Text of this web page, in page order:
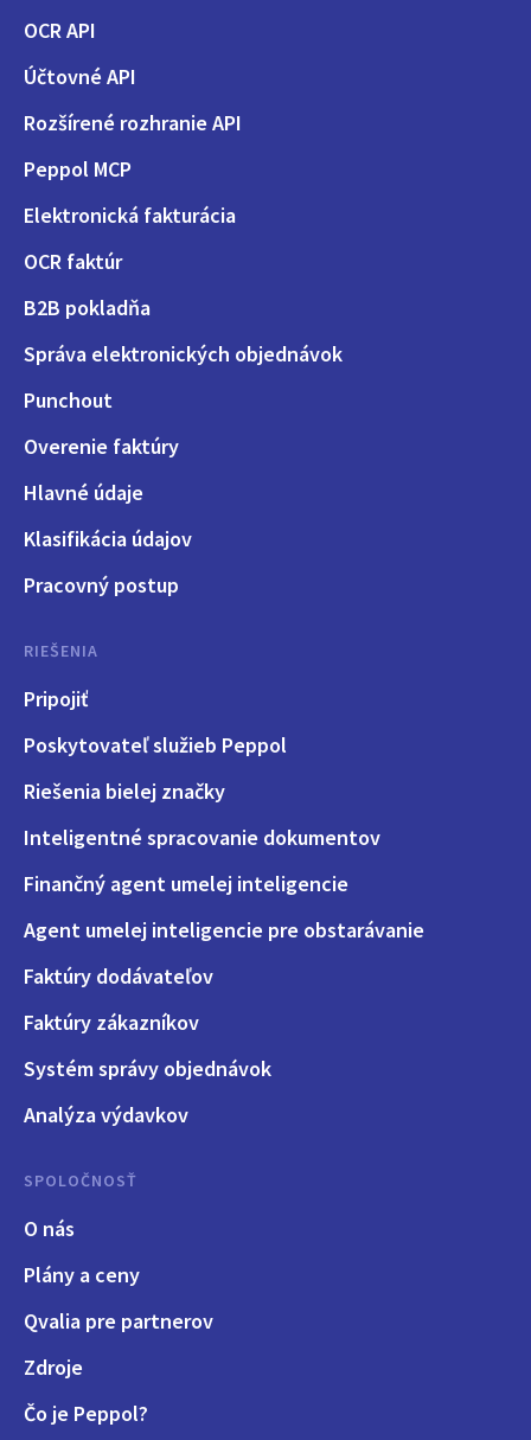
OCR API
Účtovné API
Rozšírené rozhranie API
Peppol MCP
Elektronická fakturácia
OCR faktúr
B2B pokladňa
Správa elektronických objednávok
Punchout
Overenie faktúry
Hlavné údaje
Klasifikácia údajov
Pracovný postup
RIEŠENIA
Pripojiť
Poskytovateľ služieb Peppol
Riešenia bielej značky
Inteligentné spracovanie dokumentov
Finančný agent umelej inteligencie
Agent umelej inteligencie pre obstarávanie
Faktúry dodávateľov
Faktúry zákazníkov
Systém správy objednávok
Analýza výdavkov
SPOLOČNOSŤ
O nás
Plány a ceny
Qvalia pre partnerov
Zdroje
Čo je Peppol?